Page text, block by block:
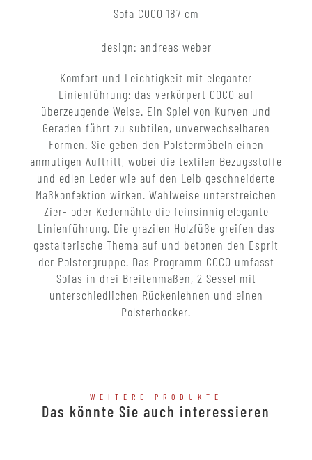
Sofa COCO 187 cm
design: andreas weber
Komfort und Leichtigkeit mit eleganter
Linienführung: das verkörpert COCO auf
überzeugende Weise. Ein Spiel von Kurven und
Geraden führt zu subtilen, unverwechselbaren
Formen. Sie geben den Polstermöbeln einen
anmutigen Auftritt, wobei die textilen Bezugsstoffe
und edlen Leder wie auf den Leib geschneiderte
Maßkonfektion wirken. Wahlweise unterstreichen
Zier- oder Kedernähte die feinsinnig elegante
Linienführung. Die grazilen Holzfüße greifen das
gestalterische Thema auf und betonen den Esprit
der Polstergruppe. Das Programm COCO umfasst
Sofas in drei Breitenmaßen, 2 Sessel mit
unterschiedlichen Rückenlehnen und einen
Polsterhocker.
WEITERE PRODUKTE
Das könnte Sie auch interessieren